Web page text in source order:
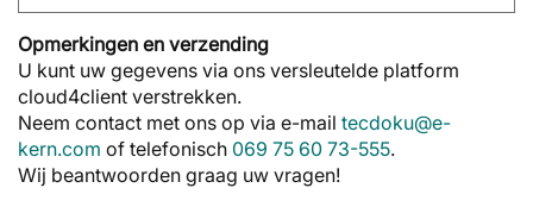
Opmerkingen en verzending
U kunt uw gegevens via ons versleutelde platform
cloud4client verstrekken.
Neem contact met ons op via e-mail tecdoku@e-
kern.com of telefonisch 069 75 60 73-555.
Wij beantwoorden graag uw vragen!